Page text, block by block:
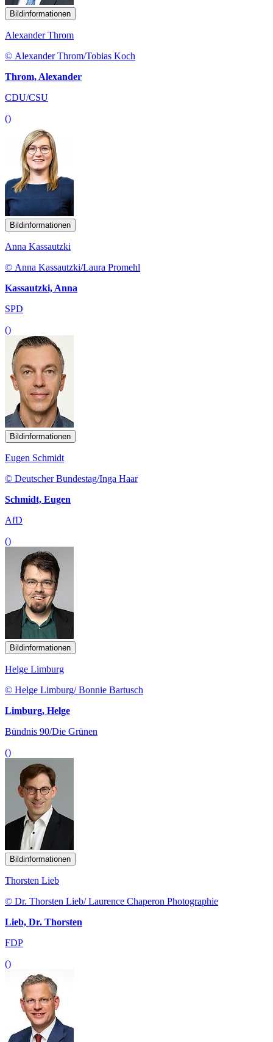
Bildinformationen
Alexander Throm
© Alexander Throm/Tobias Koch
Throm, Alexander
CDU/CSU
()
Bildinformationen
Anna Kassautzki
© Anna Kassautzki/Laura Promehl
Kassautzki, Anna
SPD
()
Bildinformationen
Eugen Schmidt
© Deutscher Bundestag/Inga Haar
Schmidt, Eugen
AfD
()
Bildinformationen
Helge Limburg
© Helge Limburg/ Bonnie Bartusch
Limburg, Helge
Bündnis 90/Die Grünen
()
Bildinformationen
Thorsten Lieb
© Dr. Thorsten Lieb/ Laurence Chaperon Photographie
Lieb, Dr. Thorsten
FDP
()